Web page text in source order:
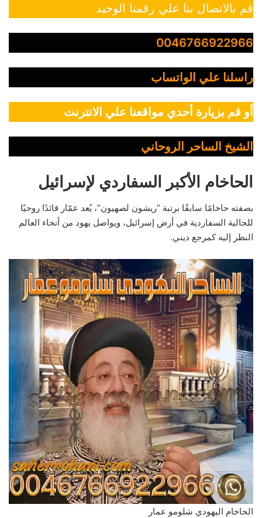
قم بالاتصال بنا علي رقمنا الوحيد
0046766922966
راسلنا علي الواتساب
أو قم بزيارة أحدي مواقعنا علي الانترنت
الشيخ الساحر الروحاني
الحاخام الأكبر السفاردي لإسرائيل
بصفته حاخامًا سابقًا برتبة “ريشون لصهيون”، يُعد عمّار قائدًا روحيًا
للجالية السفاردية في أرض إسرائيل، ويواصل يهود من أنحاء العالم
النظر إليه كمرجع ديني.
الحاخام اليهودي شلومو عمار